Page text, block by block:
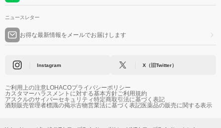
ニュースレター
お得な最新情報をメールでお届けします
Instagram X（旧Twitter）
ご利用上の注意LOHACOプライバシーポリシー
カスタマーハラスメントに対する基本方針ご利用規約
アスクルのサイバーセキュリティ特定商取引法に基づく表記
酒類販売管理者標識の掲示古物営業法に基づく表記医薬品の販売に関する表示